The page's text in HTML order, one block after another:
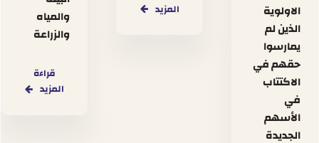
الاولوية
الذين لم
يمارسوا
حقهم في
الاكتتاب
في
الأسهم
الجديدة
المزيد
والمياه
والزراعة
قراءة
المزيد